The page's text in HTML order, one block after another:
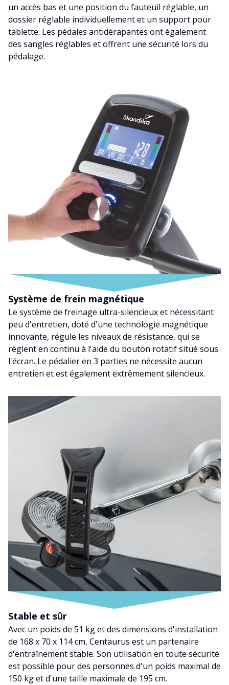
un accès bas et une position du fauteuil réglable, un
dossier réglable individuellement et un support pour
tablette. Les pédales antidérapantes ont également
des sangles réglables et offrent une sécurité lors du
pédalage.
Système de frein magnétique
Le système de freinage ultra-silencieux et nécessitant
peu d'entretien, doté d'une technologie magnétique
innovante, régule les niveaux de résistance, qui se
règlent en continu à l'aide du bouton rotatif situé sous
l'écran. Le pédalier en 3 parties ne nécessite aucun
entretien et est également extrêmement silencieux.
Stable et sûr
Avec un poids de 51 kg et des dimensions d'installation
de 168 x 70 x 114 cm, Centaurus est un partenaire
d'entraînement stable. Son utilisation en toute sécurité
est possible pour des personnes d'un poids maximal de
150 kg et d'une taille maximale de 195 cm.